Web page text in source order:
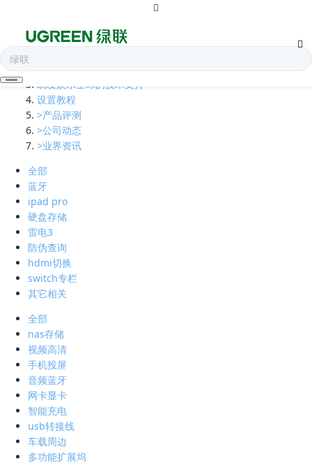
多口充电器
凯发娱乐全球的技术支持
设置教程
>产品评测
>公司动态
>业界资讯
全部
蓝牙
ipad pro
硬盘存储
雷电3
防伪查询
hdmi切换
switch专栏
其它相关
全部
nas存储
视频高清
手机投屏
音频蓝牙
网卡显卡
智能充电
usb转接线
车载周边
多功能扩展坞